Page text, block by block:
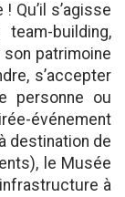
Qu’il s’agisse
building,
patrimoine
s’accepter
personne ou
événement
destination de
le Musée
à